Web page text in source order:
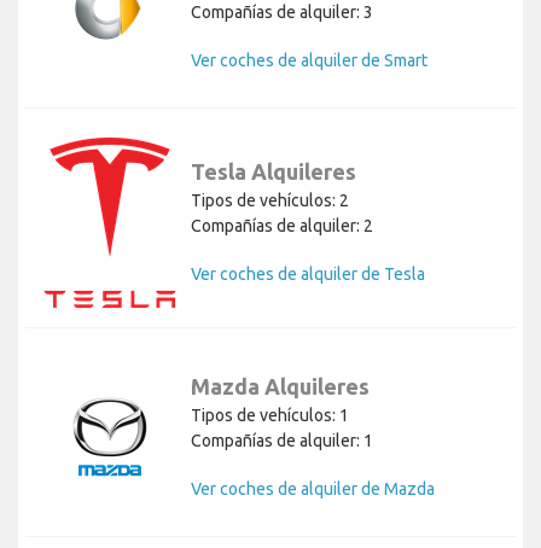
Compañías de alquiler: 3
Ver coches de alquiler de Smart
Tesla Alquileres
Tipos de vehículos: 2
Compañías de alquiler: 2
Ver coches de alquiler de Tesla
Mazda Alquileres
Tipos de vehículos: 1
Compañías de alquiler: 1
Ver coches de alquiler de Mazda